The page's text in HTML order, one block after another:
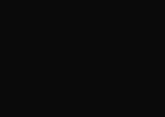
размер E передние